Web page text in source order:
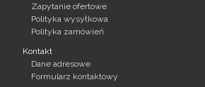
Zapytanie ofertowe
Polityka wysyłkowa
Polityka zamówień
Kontakt
Dane adresowe
Formularz kontaktowy